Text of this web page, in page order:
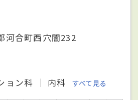
河合町西穴闇232
ョン科
内科 すべて見る